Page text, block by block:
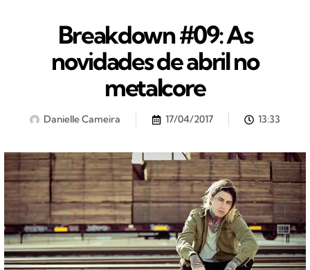
Breakdown #09: As
novidades de abril no
metalcore
Danielle Cameira 17/04/2017 13:33